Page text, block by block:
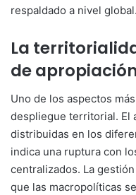
respaldado a nivel global.
La
de
Uno de los aspectos
despliegue territorial. El
distribuidas en los
indica una ruptura con
centralizados. La
que las macropolíticas